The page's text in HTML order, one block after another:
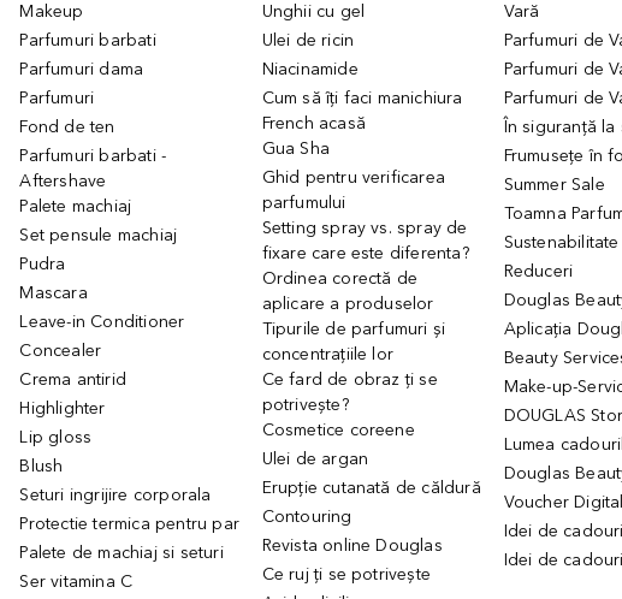
Makeup
Parfumuri barbati
Parfumuri dama
Parfumuri
Fond de ten
Parfumuri barbati -
Aftershave
Palete machiaj
Set pensule machiaj
Pudra
Mascara
Leave-in Conditioner
Concealer
Crema antirid
Highlighter
Lip gloss
Blush
Seturi ingrijire corporala
Protectie termica pentru par
Palete de machiaj si seturi
Ser vitamina C
Unghii cu gel
Ulei de ricin
Niacinamide
Cum să îți faci manichiura
French acasă
Gua Sha
Ghid pentru verificarea
parfumului
Setting spray vs. spray de
fixare care este diferenta?
Ordinea corectă de
aplicare a produselor
Tipurile de parfumuri și
concentrațiile lor
Ce fard de obraz ți se
potrivește?
Cosmetice coreene
Ulei de argan
Erupție cutanată de căldură
Contouring
Revista online Douglas
Ce ruj ți se potrivește
Vară
Parfumuri de
Parfumuri de
Parfumuri de
În siguranță la
Frumusețe în
Summer Sale
Toamna
Sustenabilitate
Reduceri
Douglas
Aplicația
Beauty
Make-up-
DOUGLAS
Lumea
Douglas
Voucher Digital
Idei de
Idei de